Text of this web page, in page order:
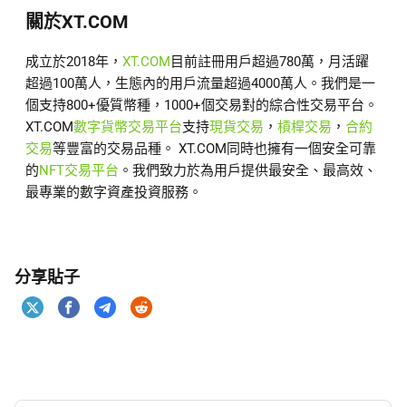
關於XT.COM
成立於2018年， XT.COM 目前註冊用戶超過780萬，月活躍
超過100萬人，生態內的用戶流量超過4000萬人。我們是一
個支持800+優質幣種，1000+個交易對的綜合性交易平台。
XT.COM數字貨幣交易平台支持現貨交易 ， 槓桿交易 ， 合約
交易等豐富的交易品種。 XT.COM同時也擁有一個安全可靠
的NFT交易平台 。我們致力於為用戶提供最安全、最高效、
最專業的數字資產投資服務。
分享貼子